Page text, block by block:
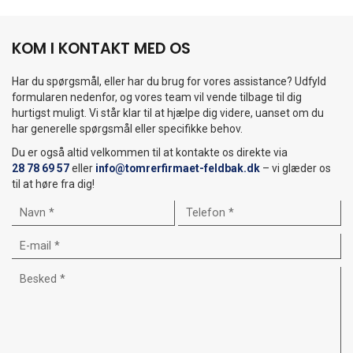
KOM I KONTAKT MED OS
Har du spørgsmål, eller har du brug for vores assistance? Udfyld
formularen nedenfor, og vores team vil vende tilbage til dig
hurtigst muligt. Vi står klar til at hjælpe dig videre, uanset om du
har generelle spørgsmål eller specifikke behov.
Du er også altid velkommen til at kontakte os direkte via
28 78 69 57eller info@tomrerfirmaet-feldbak.dk – vi glæder os
til at høre fra dig!